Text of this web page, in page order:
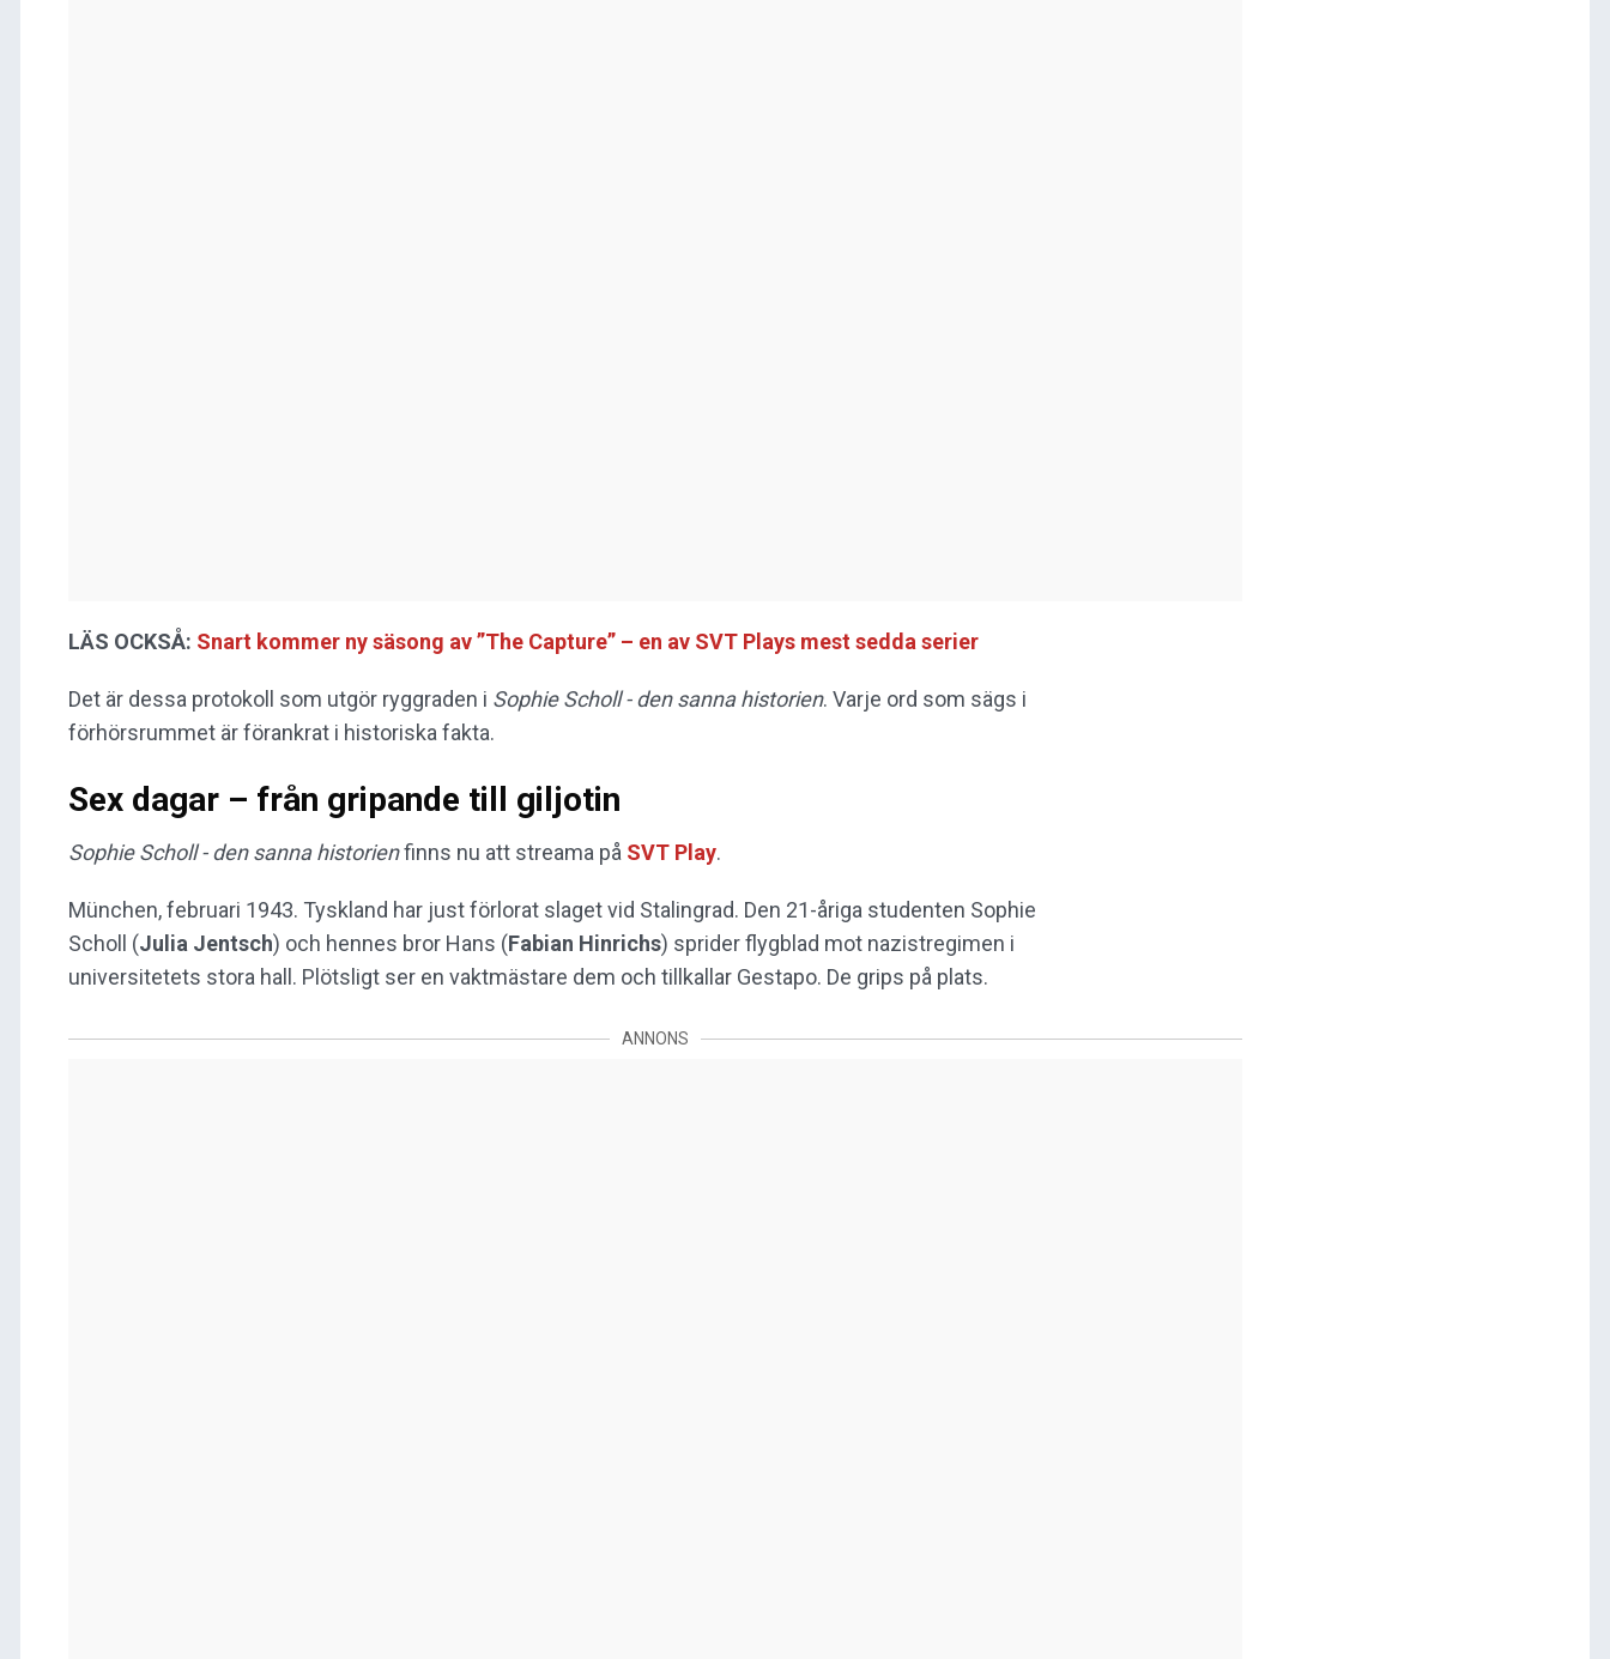
LÄS OCKSÅ: Snart kommer ny säsong av ”The Capture” – en av SVT Plays mest sedda serier
Det är dessa protokoll som utgör ryggraden i Sophie Scholl - den sanna historien. Varje ord som sägs i
förhörsrummet är förankrat i historiska fakta.
Sex dagar – från gripande till giljotin
Sophie Scholl - den sanna historienfinns nu att streama på SVT Play.
München, februari 1943. Tyskland har just förlorat slaget vid Stalingrad. Den 21-åriga studenten Sophie
Scholl (Julia Jentsch) och hennes bror Hans (Fabian Hinrichs) sprider flygblad mot nazistregimen i
universitetets stora hall. Plötsligt ser en vaktmästare dem och tillkallar Gestapo. De grips på plats.
ANNONS